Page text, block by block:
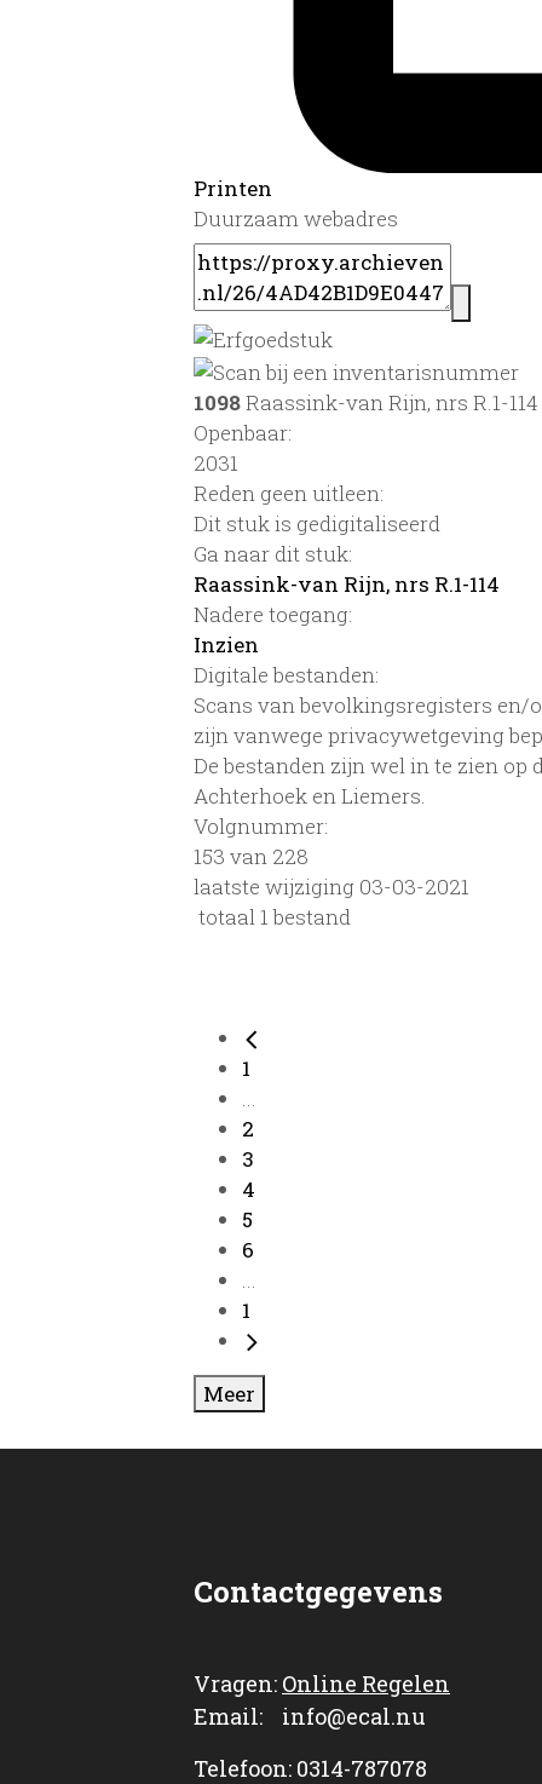
Printen
Duurzaam webadres
1098Raassink-van Rijn, nrs R.1-114
Openbaar:
2031
Reden geen uitleen:
Dit stuk is gedigitaliseerd
Ga naar dit stuk:
Raassink-van Rijn, nrs R.1-114
Nadere toegang:
Inzien
Digitale bestanden:
Scans van bevolkingsregisters en/
zijn vanwege privacywetgeving
De bestanden zijn wel in te zien
Achterhoek en Liemers.
Volgnummer:
153 van 228
laatste wijziging 03-03-2021
totaal 1 bestand
1
...
2
3
4
5
6
...
1
Meer
Contactgegevens
Vragen: Online Regelen
Email: info@ecal.nu
Telefoon: 0314-787078